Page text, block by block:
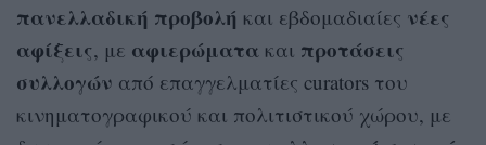
πανελλαδική προβολή και εβδομαδιαίες νέες
αφίξεις, με αφιερώματα και προτάσεις
συλλογών από επαγγελματίες curators του
κινηματογραφικού και πολιτιστικού χώρου, με